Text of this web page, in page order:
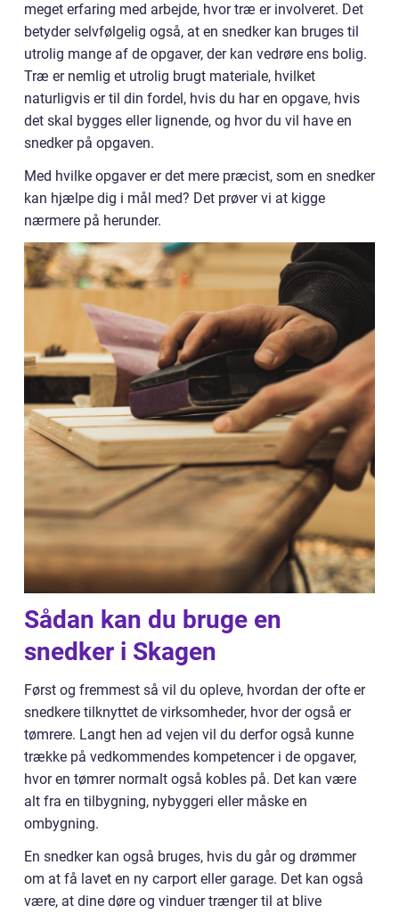
meget erfaring med arbejde, hvor træ er involveret. Det
betyder selvfølgelig også, at en snedker kan bruges til
utrolig mange af de opgaver, der kan vedrøre ens bolig.
Træ er nemlig et utrolig brugt materiale, hvilket
naturligvis er til din fordel, hvis du har en opgave, hvis
det skal bygges eller lignende, og hvor du vil have en
snedker på opgaven.
Med hvilke opgaver er det mere præcist, som en snedker
kan hjælpe dig i mål med? Det prøver vi at kigge
nærmere på herunder.
Sådan kan du bruge en
snedker i Skagen
Først og fremmest så vil du opleve, hvordan der ofte er
snedkere tilknyttet de virksomheder, hvor der også er
tømrere. Langt hen ad vejen vil du derfor også kunne
trække på vedkommendes kompetencer i de opgaver,
hvor en tømrer normalt også kobles på. Det kan være
alt fra en tilbygning, nybyggeri eller måske en
ombygning.
En snedker kan også bruges, hvis du går og drømmer
om at få lavet en ny carport eller garage. Det kan også
være, at dine døre og vinduer trænger til at blive